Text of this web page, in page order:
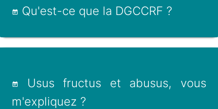
Qu'est-ce que la DGCCRF ?
Usus fructus et abusus, vous
m'expliquez ?